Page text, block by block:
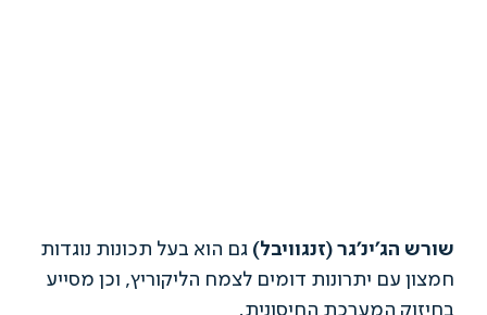
הג'ינ'גר (זנגוויבל)גם הוא בעל תכונות נוגדות
עם יתרונות דומים לצמח הליקוריץ, וכן מסייע
המערכת החיסונית.